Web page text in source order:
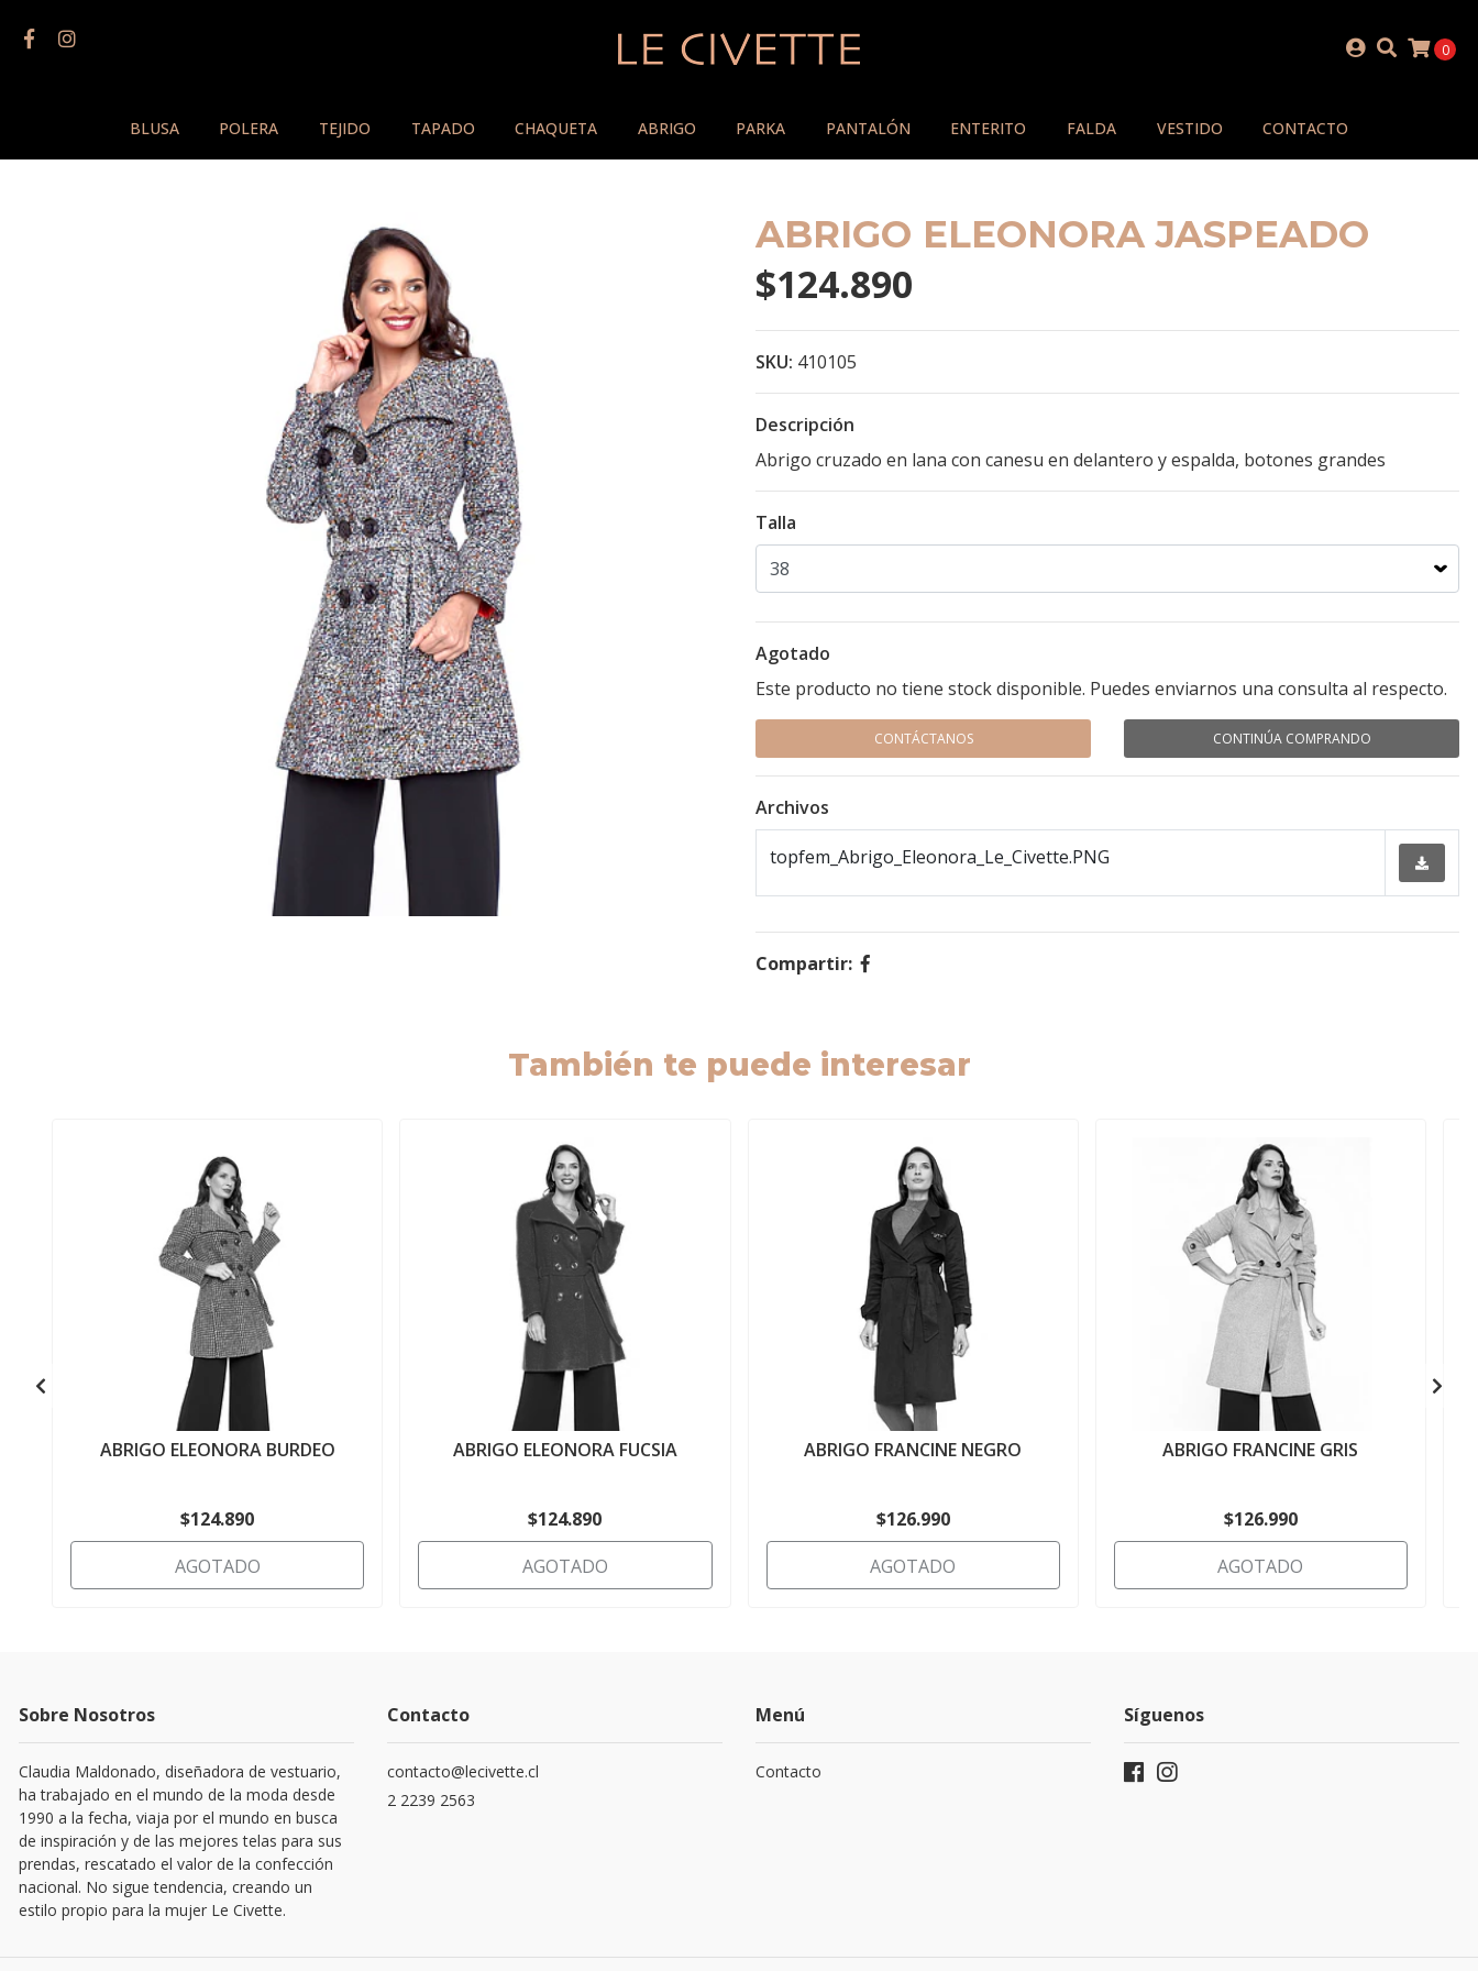
0
BLUSA POLERA TEJIDO TAPADO CHAQUETA ABRIGO PARKA PANTALÓN ENTERITO FALDA VESTIDO CONTACTO
ABRIGO ELEONORA JASPEADO
$124.890
SKU: 410105
Descripción
Abrigo cruzado en lana con canesu en delantero y espalda, botones grandes
Talla
Agotado
Este producto no tiene stock disponible. Puedes enviarnos una consulta al respecto.
CONTÁCTANOS CONTINÚA COMPRANDO
Archivos
topfem_Abrigo_Eleonora_Le_Civette.PNG
Compartir:
También te puede interesar
ABRIGO ELEONORA BURDEO
$124.890
AGOTADO
ABRIGO ELEONORA FUCSIA
$124.890
AGOTADO
ABRIGO FRANCINE NEGRO
$126.990
AGOTADO
ABRIGO FRANCINE GRIS
$126.990
AGOTADO
Sobre Nosotros
Claudia Maldonado, diseñadora de vestuario,
ha trabajado en el mundo de la moda desde
1990 a la fecha, viaja por el mundo en busca
de inspiración y de las mejores telas para sus
prendas, rescatado el valor de la confección
nacional. No sigue tendencia, creando un
estilo propio para la mujer Le Civette.
Contacto
contacto@lecivette.cl
2 2239 2563
Menú
Contacto
Síguenos